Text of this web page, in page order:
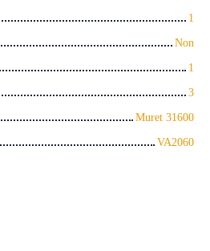
1
Non
1
3
Muret 31600
VA2060